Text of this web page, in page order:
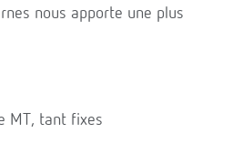
nous apporte une plus
MT, tant fixes